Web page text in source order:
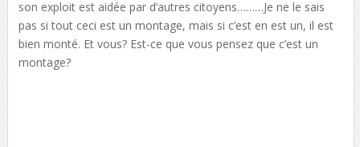
son exploit est aidée par d’autres citoyens………Je ne le sais
pas si tout ceci est un montage, mais si c’est en est un, il est
bien monté. Et vous? Est-ce que vous pensez que c’est un
montage?